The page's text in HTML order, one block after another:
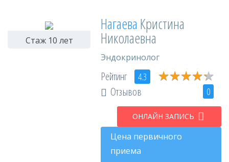
Стаж 10 лет
Нагаева Кристина
Николаевна
Эндокринолог
Рейтинг 4.3 ★★★★★
★★★★★
Отзывов 0
ОНЛАЙН ЗАПИСЬ
Цена первичного
приема